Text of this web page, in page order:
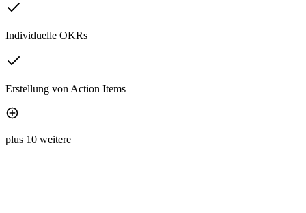
Individuelle OKRs
Erstellung von Action Items
plus 10 weitere